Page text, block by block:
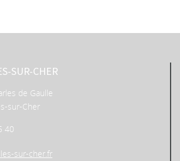
SUR-CHER
de Gaulle
sur-Cher
40
sur-cher.fr